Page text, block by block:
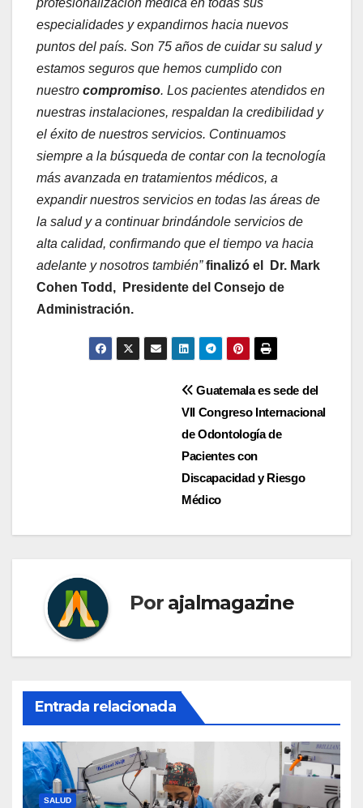
profesionalización médica en todas sus
especialidades y expandirnos hacia nuevos
puntos del país. Son 75 años de cuidar su salud y
estamos seguros que hemos cumplido con
nuestro compromiso. Los pacientes atendidos en
nuestras instalaciones, respaldan la credibilidad y
el éxito de nuestros servicios. Continuamos
siempre a la búsqueda de contar con la tecnología
más avanzada en tratamientos médicos, a
expandir nuestros servicios en todas las áreas de
la salud y a continuar brindándole servicios de
alta calidad, confirmando que el tiempo va hacia
adelante y nosotros también” finalizó el Dr. Mark
Cohen Todd, Presidente del Consejo de
Administración.
Guatemala es sede del
VII Congreso Internacional
de Odontología de
Pacientes con
Discapacidad y Riesgo
Médico
Por ajalmagazine
Entrada relacionada
SALUD